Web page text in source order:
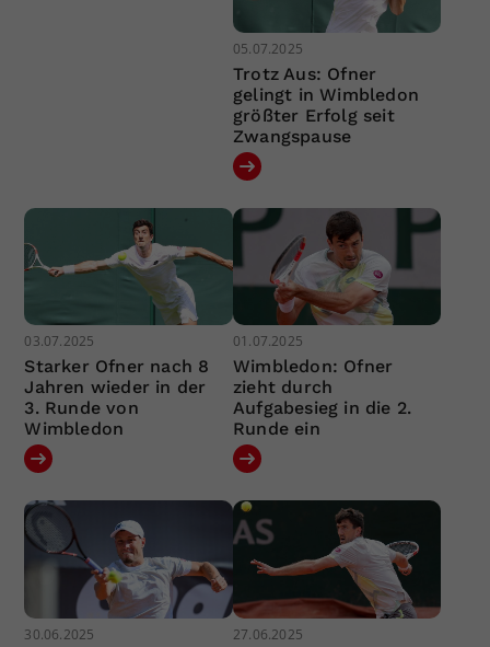
05.07.2025
Trotz Aus: Ofner
gelingt in Wimbledon
größter Erfolg seit
Zwangspause
03.07.2025
Starker Ofner nach 8
Jahren wieder in der
3. Runde von
Wimbledon
01.07.2025
Wimbledon: Ofner
zieht durch
Aufgabesieg in die 2.
Runde ein
30.06.2025 27.06.2025